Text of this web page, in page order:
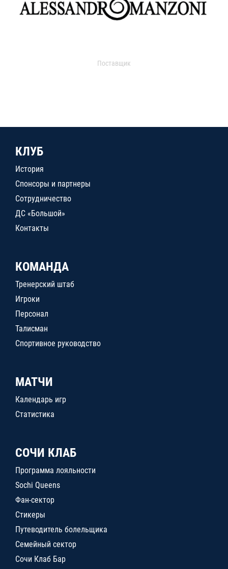
Поставщик
КЛУБ
История
Спонсоры и партнеры
Сотрудничество
ДС «Большой»
Контакты
КОМАНДА
Тренерский штаб
Игроки
Персонал
Талисман
Спортивное руководство
МАТЧИ
Календарь игр
Статистика
СОЧИ КЛАБ
Программа лояльности
Sochi Queens
Фан-сектор
Стикеры
Путеводитель болельщика
Семейный сектор
Сочи Клаб Бар